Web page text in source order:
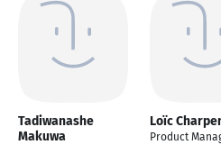
Tadiwanashe
Makuwa
Loïc
Product